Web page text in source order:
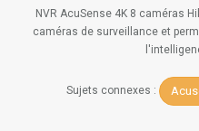
NVR AcuSense 4K 8 caméras
caméras de surveillance et
Sujets connexes :